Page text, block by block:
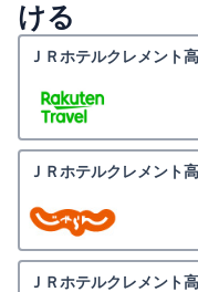
ける
ＪＲホテルクレメント
ＪＲホテルクレメント
ＪＲホテルクレメント